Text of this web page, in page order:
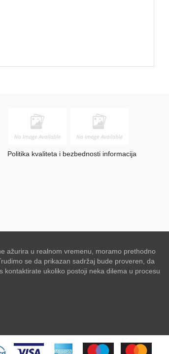
Politika kvaliteta i bezbednosti informacija
ažurira u realnom vremenu, moramo prethodno
se da prikazan sadržaj bude proveren, da
kontaktirate ukoliko postoji neka dilema u procesu